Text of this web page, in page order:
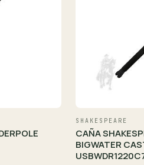
SHAKESPEARE
CAÑA
BIGWATER